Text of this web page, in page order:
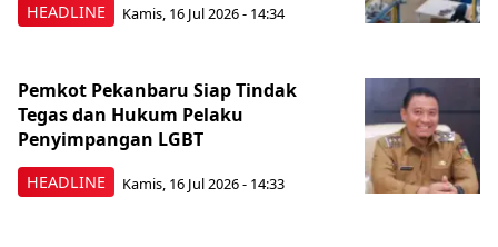
HEADLINE Kamis, 16 Jul 2026 - 14:34
HEADLINE
Pemkot Pekanbaru Siap Tindak
Tegas dan Hukum Pelaku
Penyimpangan LGBT
Kamis, 16 Jul 2026 - 14:33